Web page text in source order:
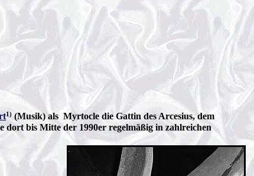
1) (Musik) als Myrtocle die Gattin des Arcesius, dem
dort bis Mitte der 1990er regelmäßig in zahlreichen